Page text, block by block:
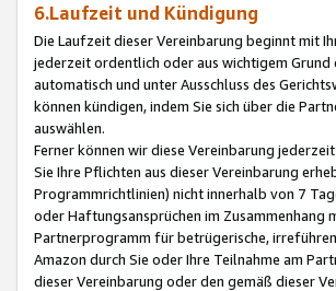
6.Laufzeit und Kündigung
Die Laufzeit dieser Vereinbarung beginnt mit
jederzeit ordentlich oder aus wichtigem
automatisch und unter Ausschluss des
können kündigen, indem Sie sich über die
auswählen.
Ferner können wir diese Vereinbarung
Sie Ihre Pflichten aus dieser Vereinbarung
Programmrichtlinien) nicht innerhalb von 7
oder Haftungsansprüchen im Zusammenhang
Partnerprogramm für betrügerische,
Amazon durch Sie oder Ihre Teilnahme am
dieser Vereinbarung oder den gemäß dieser